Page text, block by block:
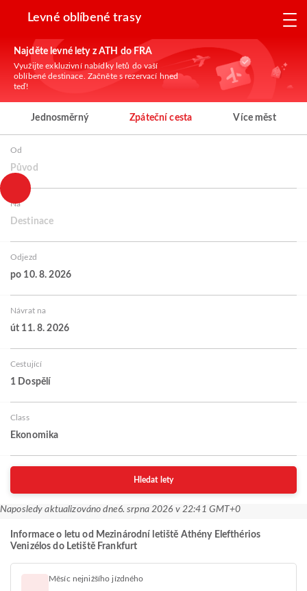
Levné oblíbené trasy
Najděte levné lety z ATH do FRA
Využijte exkluzivní nabídky letů do vaší
oblíbené destinace. Začněte s rezervací hned
teď!
Jednosměrný Zpáteční cesta Více měst
Od
Původ
Na
Destinace
Odjezd
po 10. 8. 2026
Návrat na
út 11. 8. 2026
Cestující
1 Dospělí
Class
Ekonomika
Hledat lety
Naposledy aktualizováno dne6. srpna 2026 v 22:41 GMT+0
Informace o letu od Mezinárodní letiště Athény Elefthérios
Venizélos do Letiště Frankfurt
Měsíc nejnižšího jízdného